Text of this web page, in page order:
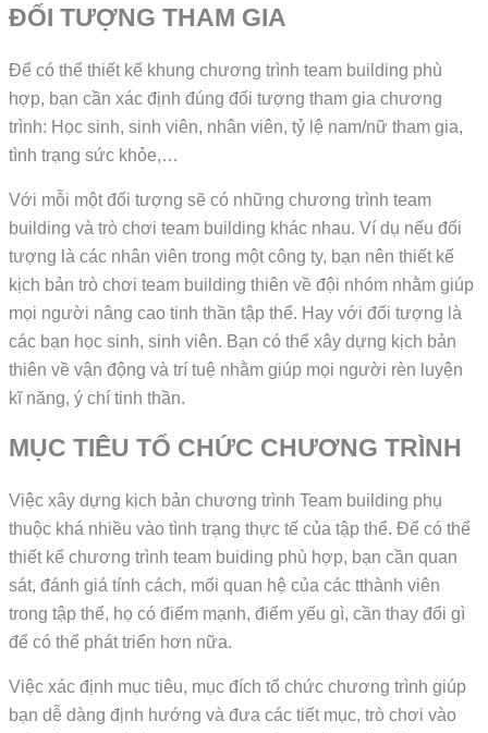
ĐỐI TƯỢNG THAM GIA
Để có thể thiết kế khung chương trình team building phù
hợp, bạn cần xác định đúng đối tượng tham gia chương
trình: Học sinh, sinh viên, nhân viên, tỷ lệ nam/nữ tham gia,
tình trạng sức khỏe,…
Với mỗi một đối tượng sẽ có những chương trình team
building và trò chơi team building khác nhau. Ví dụ nếu đối
tượng là các nhân viên trong một công ty, bạn nên thiết kế
kịch bản trò chơi team building thiên về đội nhóm nhằm giúp
mọi người nâng cao tinh thần tập thể. Hay với đối tượng là
các bạn học sinh, sinh viên. Bạn có thể xây dựng kịch bản
thiên về vận động và trí tuệ nhằm giúp mọi người rèn luyện
kĩ năng, ý chí tinh thần.
MỤC TIÊU TỔ CHỨC CHƯƠNG TRÌNH
Việc xây dựng kịch bản chương trình Team building phụ
thuộc khá nhiều vào tình trạng thực tế của tập thể. Để có thể
thiết kế chương trình team buiding phù hợp, bạn cần quan
sát, đánh giá tính cách, mối quan hệ của các tthành viên
trong tập thể, họ có điểm mạnh, điểm yếu gì, cần thay đổi gì
để có thể phát triển hơn nữa.
Việc xác định mục tiêu, mục đích tổ chức chương trình giúp
bạn dễ dàng định hướng và đưa các tiết mục, trò chơi vào